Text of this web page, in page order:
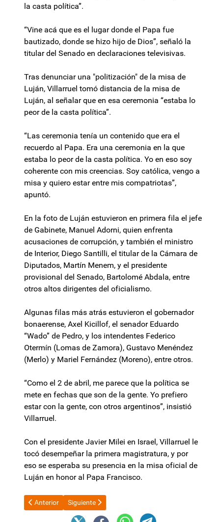
la casta política”.
“Vine acá que es el lugar donde el Papa fue
bautizado, donde se hizo hijo de Dios”, señaló la
titular del Senado en declaraciones televisivas.
Tras denunciar una "politización" de la misa de
Luján, Villarruel tomó distancia de la misa de
Luján, al señalar que en esa ceremonia “estaba lo
peor de la casta política”.
“Las ceremonia tenía un contenido que era el
recuerdo al Papa. Era una ceremonia en la que
estaba lo peor de la casta política. Yo en eso soy
coherente con mis creencias. Soy católica, vengo a
misa y quiero estar entre mis compatriotas”,
apuntó.
En la foto de Luján estuvieron en primera fila el jefe
de Gabinete, Manuel Adorni, quien enfrenta
acusaciones de corrupción, y también el ministro
de Interior, Diego Santilli, el titular de la Cámara de
Diputados, Martín Menem, y el presidente
provisional del Senado, Bartolomé Abdala, entre
otros altos dirigentes del oficialismo.
Algunas filas más atrás estuvieron el gobernador
bonaerense, Axel Kicillof, el senador Eduardo
“Wado” de Pedro, y los intendentes Federico
Otermín (Lomas de Zamora), Gustavo Menéndez
(Merlo) y Mariel Fernández (Moreno), entre otros.
“Como el 2 de abril, me parece que la política se
mete en fechas que son de la gente. Yo prefiero
estar con la gente, con otros argentinos”, insistió
Villarruel.
Con el presidente Javier Milei en Israel, Villarruel le
tocó desempeñar la primera magistratura, y por
eso se esperaba su presencia en la misa oficial de
Luján en honor al Papa Francisco.
Artículo anterior: Desde Israel, Javier Milei anticipó el envío de
Anterior Artículo siguiente: El INDEC difunde este
Siguiente